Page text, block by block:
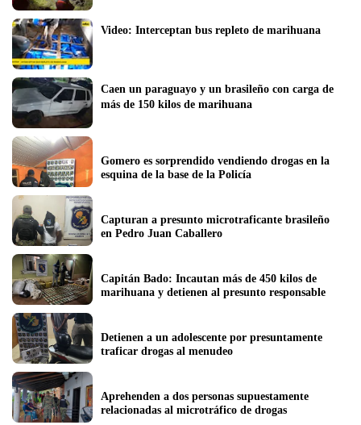
Video: Interceptan bus repleto de marihuana
Caen un paraguayo y un brasileño con carga de
más de 150 kilos de marihuana
Gomero es sorprendido vendiendo drogas en la
esquina de la base de la Policía
Capturan a presunto microtraficante brasileño
en Pedro Juan Caballero
Capitán Bado: Incautan más de 450 kilos de
marihuana y detienen al presunto responsable
Detienen a un adolescente por presuntamente
traficar drogas al menudeo
Aprehenden a dos personas supuestamente